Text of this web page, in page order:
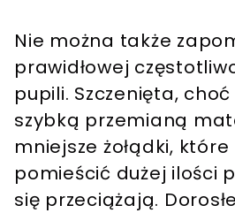
Nie można także
prawidłowej
pupili. Szczenięta,
szybką przemianą
mniejsze żołądki,
pomieścić dużej ilości
się przeciążają.